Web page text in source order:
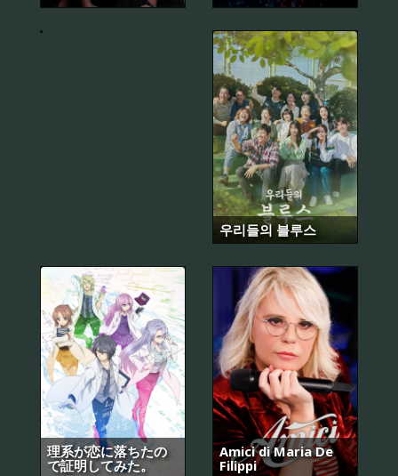
일
우리들의 블루스
理系が恋に落ちたの
で証明してみた。
Amici di Maria De
Filippi